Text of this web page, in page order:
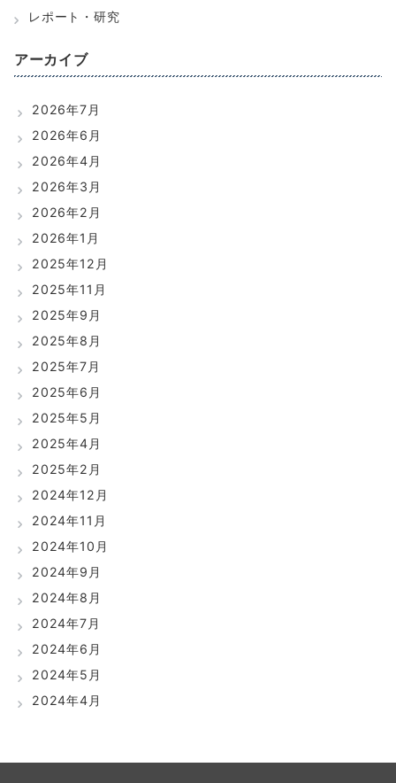
レポート・研究
アーカイブ
2026年7月
2026年6月
2026年4月
2026年3月
2026年2月
2026年1月
2025年12月
2025年11月
2025年9月
2025年8月
2025年7月
2025年6月
2025年5月
2025年4月
2025年2月
2024年12月
2024年11月
2024年10月
2024年9月
2024年8月
2024年7月
2024年6月
2024年5月
2024年4月